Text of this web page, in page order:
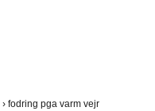
› fodring pga varm vejr